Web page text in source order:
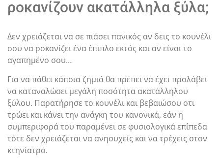
ροκανίζουν ακατάλληλα ξύλα;
Δεν χρειάζεται να σε πιάσει πανικός αν δεις το κουνέλι
σου να ροκανίζει ένα έπιπλο εκτός και αν είναι το
αγαπημένο σου…
Για να πάθει κάποια ζημιά θα πρέπει να έχει προλάβει
να καταναλώσει μεγάλη ποσότητα ακατάλληλου
ξύλου. Παρατήρησε το κουνέλι και βεβαιώσου οτι
τρώει και κάνει την ανάγκη του κανονικά, εάν η
συμπεριφορά του παραμένει σε φυσιολογικά επίπεδα
τότε δεν χρειάζεται να ανησυχείς και να τρέχεις στον
κτηνίατρο.